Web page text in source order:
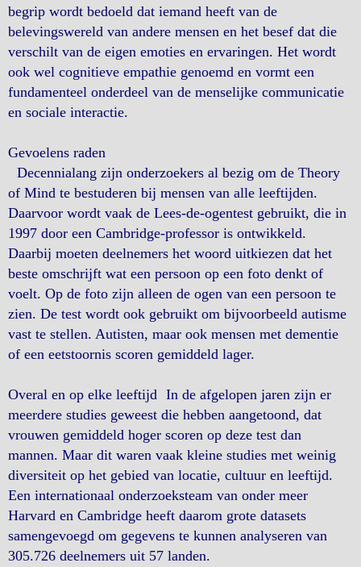
begrip wordt bedoeld dat iemand heeft van de
belevingswereld van andere mensen en het besef dat die
verschilt van de eigen emoties en ervaringen. Het wordt
ook wel cognitieve empathie genoemd en vormt een
fundamenteel onderdeel van de menselijke communicatie
en sociale interactie.
Gevoelens raden
Decennialang zijn onderzoekers al bezig om de Theory
of Mind te bestuderen bij mensen van alle leeftijden.
Daarvoor wordt vaak de Lees-de-ogentest gebruikt, die in
1997 door een Cambridge-professor is ontwikkeld.
Daarbij moeten deelnemers het woord uitkiezen dat het
beste omschrijft wat een persoon op een foto denkt of
voelt. Op de foto zijn alleen de ogen van een persoon te
zien. De test wordt ook gebruikt om bijvoorbeeld autisme
vast te stellen. Autisten, maar ook mensen met dementie
of een eetstoornis scoren gemiddeld lager.
Overal en op elke leeftijd In de afgelopen jaren zijn er
meerdere studies geweest die hebben aangetoond, dat
vrouwen gemiddeld hoger scoren op deze test dan
mannen. Maar dit waren vaak kleine studies met weinig
diversiteit op het gebied van locatie, cultuur en leeftijd.
Een internationaal onderzoeksteam van onder meer
Harvard en Cambridge heeft daarom grote datasets
samengevoegd om gegevens te kunnen analyseren van
305.726 deelnemers uit 57 landen.